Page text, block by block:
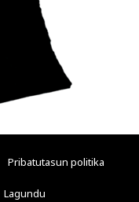
Pribatutasun politika
Lagundu